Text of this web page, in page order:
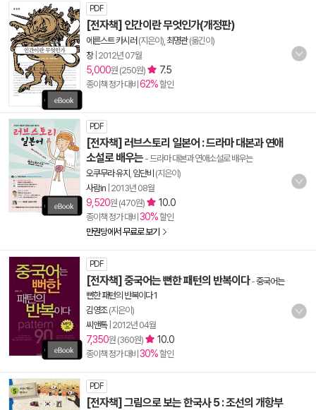
PDF
[전자책] 인간이란 무엇인가(개정판)
에른스트 카시러 (지은이), 최명관(옮긴이)
창| 2012년 07월
5,000원 (250원) 7.5
종이책 정가 대비 62%할인
PDF
[전자책] 러브스토리 일본어 : 드라마 대본과 연애
소설로 배우는 - 드라마 대본과 연애소설로 배우는
오쿠무라 유지 임단비 (지은이)
사람in 2013년 08월
9,520원 (470원) 10.0
종이책 정가 대비 30%할인
만권당에서 무료로 보기
PDF
[전자책] 중국어는 뻔한 패턴의 반복이다-중국어는
뻔한 패턴의 반복이다 1
김영조(지은이)
씨앤톡| 2012년 04월
7,350원 (360원) 10.0
종이책 정가 대비 30%할인
PDF
[전자책] 그림으로 보는 한국사 5 : 조선의 개항부